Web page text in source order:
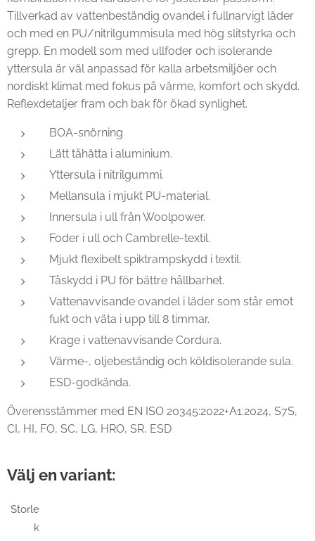
Tillverkad av vattenbeständig ovandel i fullnarvigt läder
och med en PU/nitrilgummisula med hög slitstyrka och
grepp. En modell som med ullfoder och isolerande
yttersula är väl anpassad för kalla arbetsmiljöer och
nordiskt klimat med fokus på värme, komfort och skydd.
Reflexdetaljer fram och bak för ökad synlighet.
BOA-snörning
Lätt tåhätta i aluminium.
Yttersula i nitrilgummi.
Mellansula i mjukt PU-material.
Innersula i ull från Woolpower.
Foder i ull och Cambrelle-textil.
Mjukt flexibelt spiktrampskydd i textil.
Tåskydd i PU för bättre hållbarhet.
Vattenavvisande ovandel i läder som står emot
fukt och väta i upp till 8 timmar.
Krage i vattenavvisande Cordura.
Värme-, oljebeständig och köldisolerande sula.
ESD-godkända.
Överensstämmer med EN ISO 20345:2022+A1:2024, S7S,
CI, HI, FO, SC, LG, HRO, SR, ESD
Välj en variant:
Storle
k